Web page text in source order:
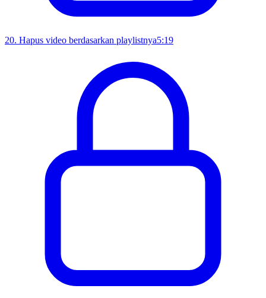
20. Hapus video berdasarkan playlistnya5:19